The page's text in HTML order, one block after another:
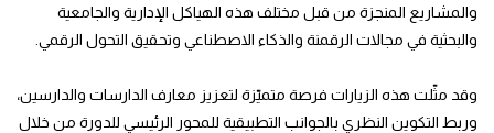
والمشاريع المنجزة من قبل مختلف هذه الهياكل الإدارية والجامعية
والبحثية في مجالات الرقمنة والذكاء الاصطناعي وتحقيق التحول الرقمي.
وقد مثّلت هذه الزيارات فرصة متميّزة لتعزيز معارف الدارسات والدارسين،
وربط التكوين النظري بالجوانب التطبيقية للمحور الرئيسي للدورة من خلال